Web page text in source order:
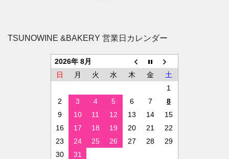
TSUNOWINE &BAKERY 営業日カレンダー
2026年 8月
日
月 火 水 木 金
土
1
2
3 4 5 6 7
8
9
10 11 12 13 14
15
16
17 18 19 20 21
22
23
24 25 26 27 28
29
30
31